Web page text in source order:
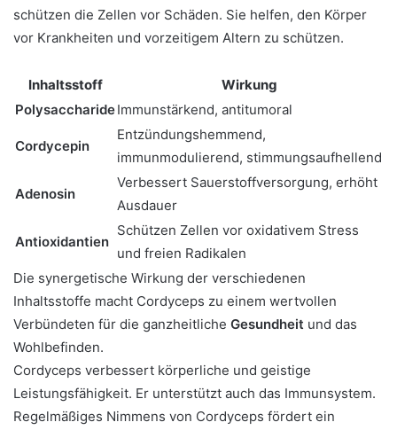
schützen die Zellen vor Schäden. Sie helfen, den Körper
vor Krankheiten und vorzeitigem Altern zu schützen.
Inhaltsstoff
Wirkung
PolysaccharideImmunstärkend, antitumoral
Cordycepin
Entzündungshemmend,
immunmodulierend, stimmungsaufhellend
Adenosin
Verbessert Sauerstoffversorgung, erhöht
Ausdauer
Antioxidantien
Schützen Zellen vor oxidativem Stress
und freien Radikalen
Die synergetische Wirkung der verschiedenen
Inhaltsstoffe macht Cordyceps zu einem wertvollen
Verbündeten für die ganzheitliche Gesundheit und das
Wohlbefinden.
Cordyceps verbessert körperliche und geistige
Leistungsfähigkeit. Er unterstützt auch das Immunsystem.
Regelmäßiges Nimmens von Cordyceps fördert ein